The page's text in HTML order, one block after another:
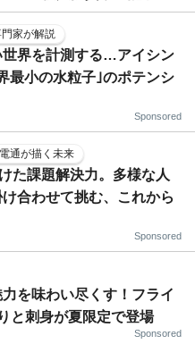
家が解説
世界を計測する…アイシン
最小の水粒子｣のポテンシ
Sponsored
通が描く未来
た課題解決力。多様な人
合わせて挑む、これから
Sponsored
を味わい尽くす！フライ
と刺身が夏限定で登場
Sponsored